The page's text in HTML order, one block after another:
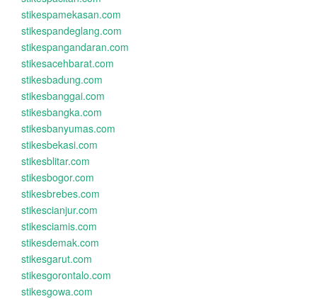
stikespamekasan.com
stikespandeglang.com
stikespangandaran.com
stikesacehbarat.com
stikesbadung.com
stikesbanggai.com
stikesbangka.com
stikesbanyumas.com
stikesbekasi.com
stikesblitar.com
stikesbogor.com
stikesbrebes.com
stikescianjur.com
stikesciamis.com
stikesdemak.com
stikesgarut.com
stikesgorontalo.com
stikesgowa.com